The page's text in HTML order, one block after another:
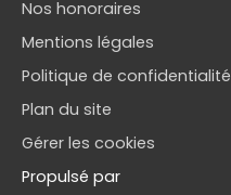
Nos honoraires
Mentions légales
Politique de confidentialité
Plan du site
Gérer les cookies
Propulsé par